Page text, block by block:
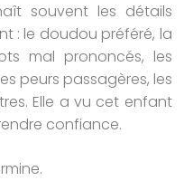
souvent les détails
: le doudou préféré, la
mal prononcés, les
peurs passagères, les
Elle a vu cet enfant
confiance.